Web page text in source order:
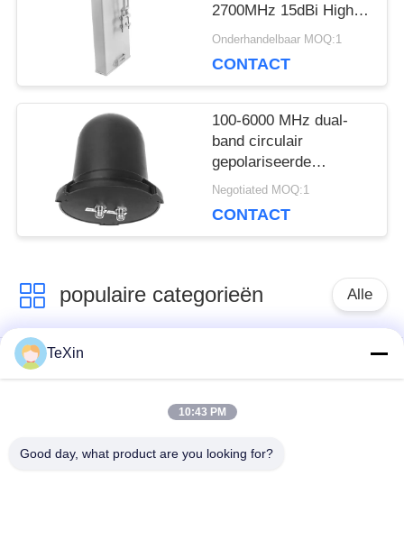
2700MHz 15dBi High
Gain 50Ω 100W
voor cellulair netwerk
Receiver
Onderhandelbaar MOQ:1
CONTACT
100-6000 MHz dual-
band circulair
gepolariseerde
omnidirectionele
waterdichte
en tegenmaatregelen
Negotiated MOQ:1
CONTACT
populaire categorieën Alle
Signal Jammer-
module
Drone-jammermodule
TeXin
10:43 PM
Good day, what product are you looking for?